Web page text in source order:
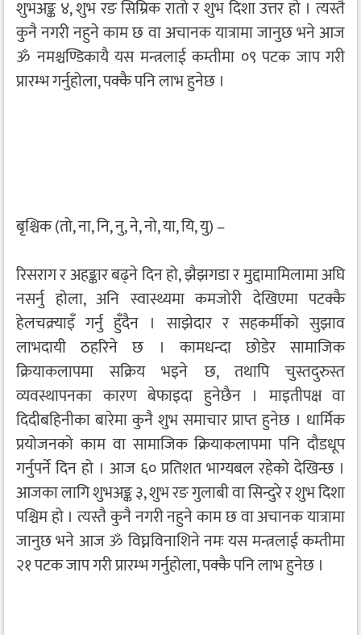
शुभअङ्क ४, शुभ रङ सिम्रिक रातो र शुभ दिशा उत्तर हो । त्यस्तै
कुनै नगरी नहुने काम छ वा अचानक यात्रामा जानुछ भने आज
ॐ नमश्चण्डिकायै यस मन्त्रलाई कम्तीमा ०९ पटक जाप गरी
प्रारम्भ गर्नुहोला, पक्कै पनि लाभ हुनेछ ।
बृश्चिक (तो, ना, नि, नु, ने, नो, या, यि, यु) –
रिसराग र अहङ्कार बढ्ने दिन हो, झैझगडा र मुद्दामामिलामा अघि
नसर्नु होला, अनि स्वास्थ्यमा कमजोरी देखिएमा पटक्कै
हेलचक्र्याइँ गर्नु हुँदैन । साझेदार र सहकर्मीको सुझाव
लाभदायी ठहरिने छ । कामधन्दा छोडेर सामाजिक
क्रियाकलापमा सक्रिय भइने छ, तथापि चुस्तदुरुस्त
व्यवस्थापनका कारण बेफाइदा हुनेछैन । माइतीपक्ष वा
दिदीबहिनीका बारेमा कुनै शुभ समाचार प्राप्त हुनेछ । धार्मिक
प्रयोजनको काम वा सामाजिक क्रियाकलापमा पनि दौडधूप
गर्नुपर्ने दिन हो । आज ६० प्रतिशत भाग्यबल रहेको देखिन्छ ।
आजका लागि शुभअङ्क ३, शुभ रङ गुलाबी वा सिन्दुरे र शुभ दिशा
पश्चिम हो । त्यस्तै कुनै नगरी नहुने काम छ वा अचानक यात्रामा
जानुछ भने आज ॐ विघ्नविनाशिने नमः यस मन्त्रलाई कम्तीमा
२१ पटक जाप गरी प्रारम्भ गर्नुहोला, पक्कै पनि लाभ हुनेछ ।